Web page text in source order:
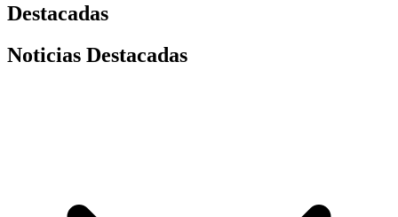
Destacadas
Noticias Destacadas